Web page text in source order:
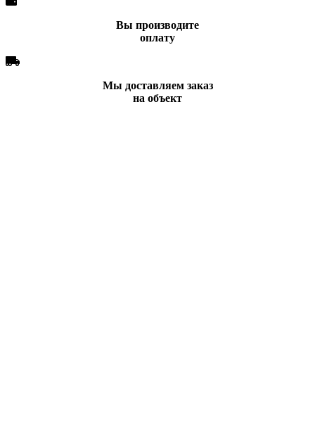
Вы производите
оплату
Мы доставляем заказ
на объект